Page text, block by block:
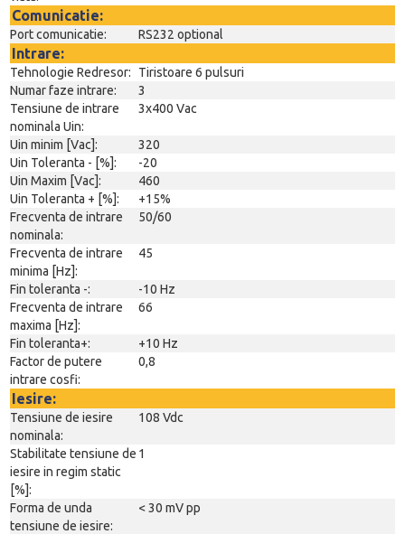
Comunicatie:
Port comunicatie: RS232 optional
Intrare:
Tehnologie Redresor:
Tiristoare 6 pulsuri
Numar faze intrare:
3
Tensiune de intrare
nominala Uin:
3x400 Vac
Uin minim [Vac]:
320
Uin Toleranta - [%]:
-20
Uin Maxim [Vac]:
460
Uin Toleranta + [%]:
+15%
Frecventa de intrare
nominala:
50/60
Frecventa de intrare
minima [Hz]:
45
Fin toleranta -:
-10 Hz
Frecventa de intrare
maxima [Hz]:
66
Fin toleranta+:
+10 Hz
Factor de putere
intrare cosfi:
0,8
Iesire:
Tensiune de iesire
nominala:
108 Vdc
Stabilitate tensiune de
iesire in regim static
[%]:
1
Forma de unda
tensiune de iesire:
< 30 mV pp